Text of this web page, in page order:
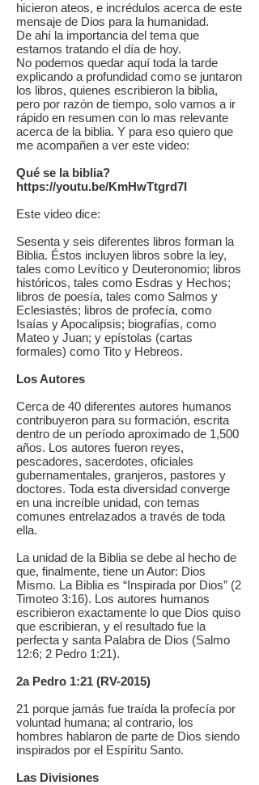
hicieron ateos, e incrédulos acerca de este
mensaje de Dios para la humanidad.
De ahí la importancia del tema que
estamos tratando el día de hoy.
No podemos quedar aquí toda la tarde
explicando a profundidad como se juntaron
los libros, quienes escribieron la biblia,
pero por razón de tiempo, solo vamos a ir
rápido en resumen con lo mas relevante
acerca de la biblia. Y para eso quiero que
me acompañen a ver este video:
Qué se la biblia?
https://youtu.be/KmHwTtgrd7I
Este video dice:
Sesenta y seis diferentes libros forman la
Biblia. Éstos incluyen libros sobre la ley,
tales como Levítico y Deuteronomio; libros
históricos, tales como Esdras y Hechos;
libros de poesía, tales como Salmos y
Eclesiastés; libros de profecía, como
Isaías y Apocalipsis; biografías, como
Mateo y Juan; y epístolas (cartas
formales) como Tito y Hebreos.
Los Autores
Cerca de 40 diferentes autores humanos
contribuyeron para su formación, escrita
dentro de un período aproximado de 1,500
años. Los autores fueron reyes,
pescadores, sacerdotes, oficiales
gubernamentales, granjeros, pastores y
doctores. Toda esta diversidad converge
en una increíble unidad, con temas
comunes entrelazados a través de toda
ella.
La unidad de la Biblia se debe al hecho de
que, finalmente, tiene un Autor: Dios
Mismo. La Biblia es “Inspirada por Dios” (2
Timoteo 3:16). Los autores humanos
escribieron exactamente lo que Dios quiso
que escribieran, y el resultado fue la
perfecta y santa Palabra de Dios (Salmo
12:6; 2 Pedro 1:21).
2a Pedro 1:21 (RV-2015)
21 porque jamás fue traída la profecía por
voluntad humana; al contrario, los
hombres hablaron de parte de Dios siendo
inspirados por el Espíritu Santo.
Las Divisiones